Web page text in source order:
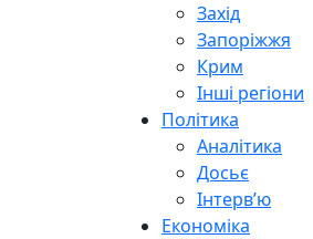
Захід
Запоріжжя
Крим
Інші регіони
Політика
Аналітика
Досьє
Інтерв’ю
Економіка